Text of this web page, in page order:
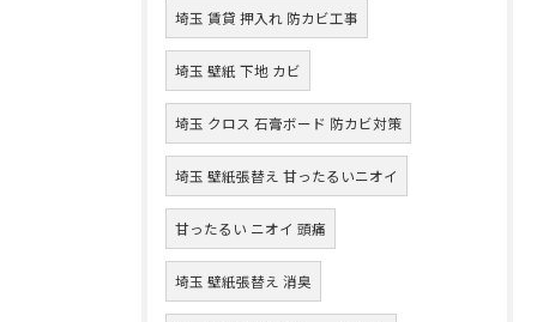
埼玉 賃貸 押入れ 防カビ工事
埼玉 壁紙 下地 カビ
埼玉 クロス 石膏ボード 防カビ対策
埼玉 壁紙張替え 甘ったるいニオイ
甘ったるい ニオイ 頭痛
埼玉 壁紙張替え 消臭